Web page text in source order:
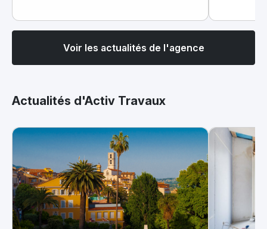
Voir les actualités de l'agence
Actualités d'Activ Travaux